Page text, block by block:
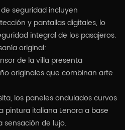
seguridad incluyen
y pantallas digitales, lo
integral de los pasajeros.
original:
de la villa presenta
originales que combinan arte
los paneles ondulados curvos
pintura italiana Lenora a base
sensación de lujo.